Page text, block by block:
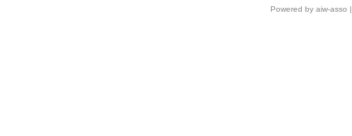
Powered by aiw-asso